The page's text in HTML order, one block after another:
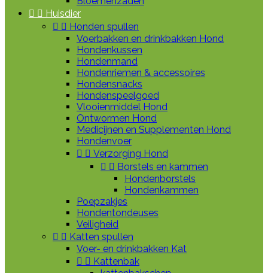
  Huisdier
  Honden spullen
Voerbakken en drinkbakken Hond
Hondenkussen
Hondenmand
Hondenriemen & accessoires
Hondensnacks
Hondenspeelgoed
Vlooienmiddel Hond
Ontwormen Hond
Medicijnen en Supplementen Hond
Hondenvoer
  Verzorging Hond
  Borstels en kammen
Hondenborstels
Hondenkammen
Poepzakjes
Hondentondeuses
Veiligheid
  Katten spullen
Voer- en drinkbakken Kat
  Kattenbak